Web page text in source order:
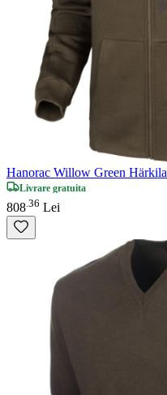
Hanorac Willow Green Härkila
Livrare gratuita
808 36 Lei